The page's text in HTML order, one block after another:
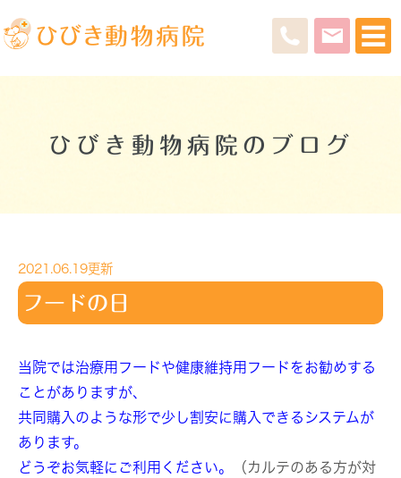
ひびき動物病院のブログ
2021.06.19更新
フードの日
当院では治療用フードや健康維持用フードをお勧めする
ことがありますが、
共同購入のような形で少し割安に購入できるシステムが
あります。
どうぞお気軽にご利用ください。
（カルテのある方が対